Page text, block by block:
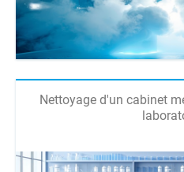
Nettoyage d'un cabinet